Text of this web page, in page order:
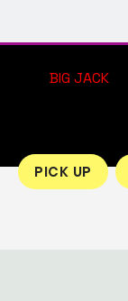
BIG JACK
PICK UP